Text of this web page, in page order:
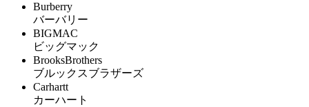
Burberry
バーバリー
BIGMAC
ビッグマック
BrooksBrothers
ブルックスブラザーズ
Carhartt
カーハート